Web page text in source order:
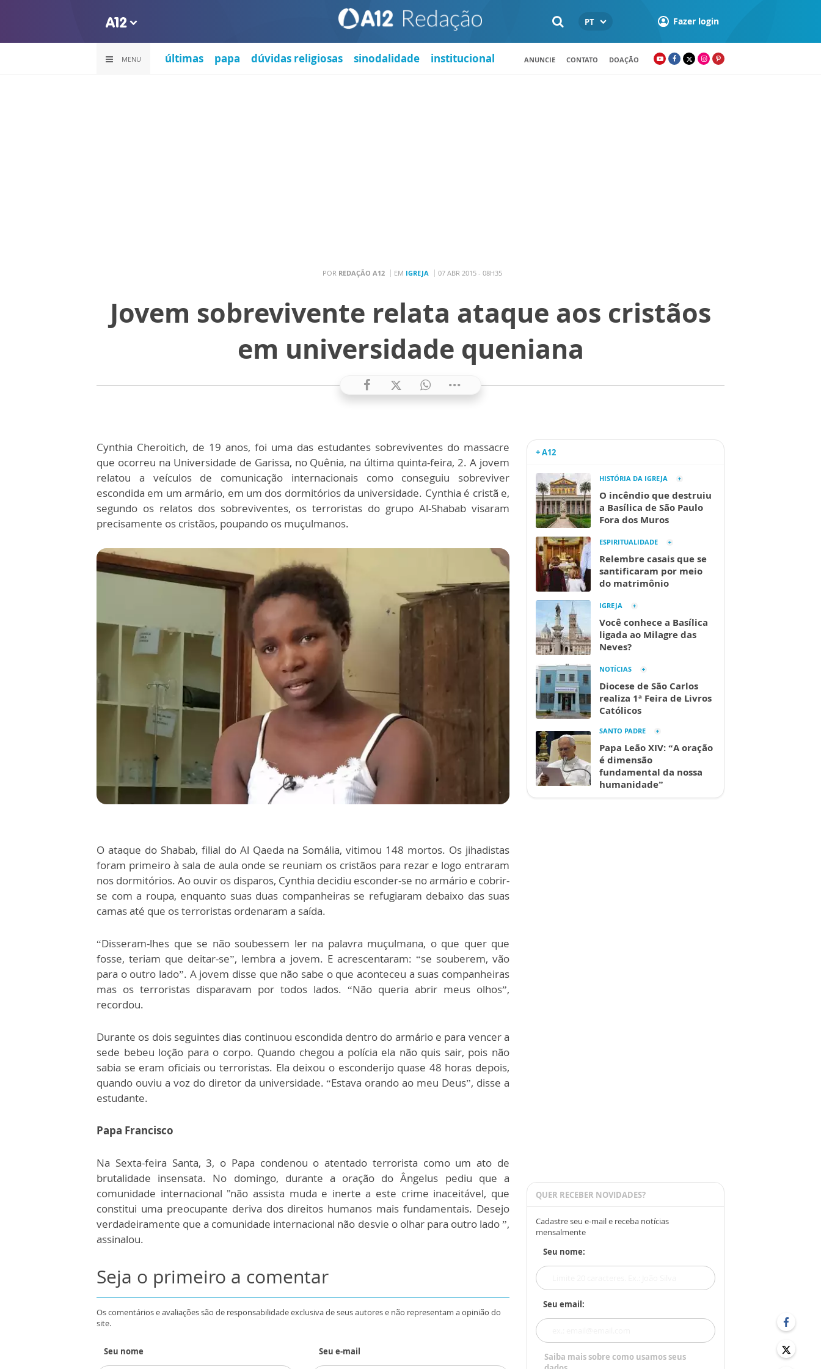
PT Fazer login
MENU últimas papa dúvidas religiosas sinodalidade institucional ANUNCIE CONTATO DOAÇÃO
POR REDAÇÃO A12 EM IGREJA 07 ABR 2015 - 08H35
Jovem sobrevivente relata ataque aos cristãos
em universidade queniana
Cynthia Cheroitich, de 19 anos, foi uma das estudantes sobreviventes do massacre
que ocorreu na Universidade de Garissa, no Quênia, na última quinta-feira, 2. A jovem
relatou a veículos de comunicação internacionais como conseguiu sobreviver
escondida em um armário, em um dos dormitórios da universidade. Cynthia é cristã e,
segundo os relatos dos sobreviventes, os terroristas do grupo Al-Shabab visaram
precisamente os cristãos, poupando os muçulmanos.
O ataque do Shabab, filial do Al Qaeda na Somália, vitimou 148 mortos. Os jihadistas
foram primeiro à sala de aula onde se reuniam os cristãos para rezar e logo entraram
nos dormitórios. Ao ouvir os disparos, Cynthia decidiu esconder-se no armário e cobrir-
se com a roupa, enquanto suas duas companheiras se refugiaram debaixo das suas
camas até que os terroristas ordenaram a saída.
“Disseram-lhes que se não soubessem ler na palavra muçulmana, o que quer que
fosse, teriam que deitar-se”, lembra a jovem. E acrescentaram: “se souberem, vão
para o outro lado”. A jovem disse que não sabe o que aconteceu a suas companheiras
mas os terroristas disparavam por todos lados. “Não queria abrir meus olhos”,
recordou.
Durante os dois seguintes dias continuou escondida dentro do armário e para vencer a
sede bebeu loção para o corpo. Quando chegou a polícia ela não quis sair, pois não
sabia se eram oficiais ou terroristas. Ela deixou o esconderijo quase 48 horas depois,
quando ouviu a voz do diretor da universidade. “Estava orando ao meu Deus”, disse a
estudante.
Papa Francisco
Na Sexta-feira Santa, 3, o Papa condenou o atentado terrorista como um ato de
brutalidade insensata. No domingo, durante a oração do Ângelus pediu que a
comunidade internacional "não assista muda e inerte a este crime inaceitável, que
constitui uma preocupante deriva dos direitos humanos mais fundamentais. Desejo
verdadeiramente que a comunidade internacional não desvie o olhar para outro lado ”,
assinalou.
Seja o primeiro a comentar
Os comentários e avaliações são de responsabilidade exclusiva de seus autores e não representam a opinião do
site.
Seu nome Seu e-mail
+ A12
HISTÓRIA DA IGREJA
O incêndio que destruiu
a Basílica de São Paulo
Fora dos Muros
ESPIRITUALIDADE
Relembre casais que se
santificaram por meio
do matrimônio
IGREJA
Você conhece a Basílica
ligada ao Milagre das
Neves?
NOTÍCIAS
Diocese de São Carlos
realiza 1ª Feira de Livros
Católicos
SANTO PADRE
Papa Leão XIV: “A oração
é dimensão
fundamental da nossa
humanidade”
QUER RECEBER NOVIDADES?
Cadastre seu e-mail e receba notícias
mensalmente
Seu nome:
Seu email:
Saiba mais sobre como usamos seus